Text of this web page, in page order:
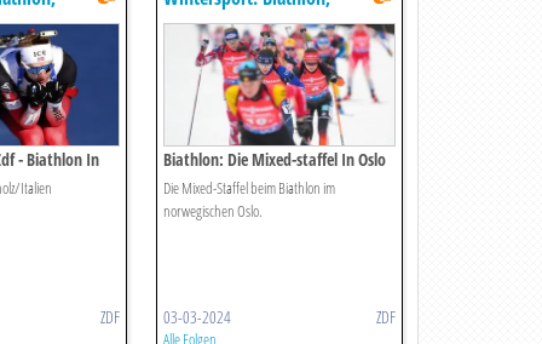
alpin U.v.m. -
- Biathlon In
Männer
Italien
ZDF
Skispringen, Ski-alpin U.v.m. -
Biathlon: Die Mixed-staffel In Oslo
Die Mixed-Staffel beim Biathlon im
norwegischen Oslo.
03-03-2024 ZDF
Alle Folgen